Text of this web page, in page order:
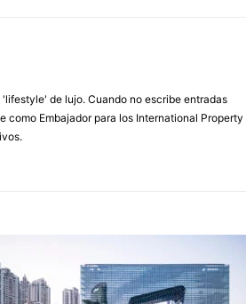
de lujo. Cuando no escribe entradas
Embajador para los International Property